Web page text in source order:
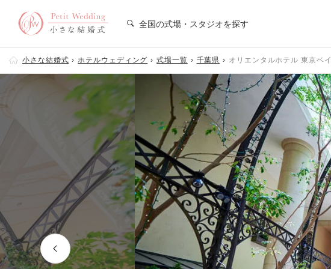
全国の式場・スタジオを探す
小さな結婚式 ホテルウェディング 式場一覧 千葉県 オリエンタルホテル 東京ベイ